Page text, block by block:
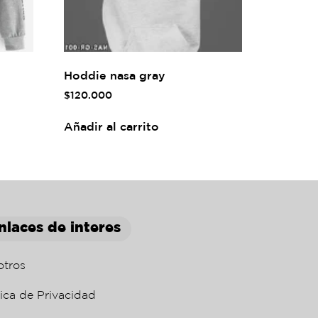
Hoddie nasa gray
$120.000
Añadir al carrito
de interes
de Privacidad